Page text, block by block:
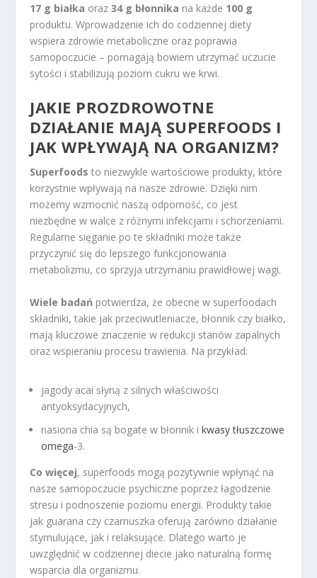
17 g białka oraz34 g błonnika na każde 100 g
produktu. Wprowadzenie ich do codziennej diety
wspiera zdrowie metaboliczne oraz poprawia
samopoczucie – pomagają bowiem utrzymać uczucie
sytości i stabilizują poziom cukru we krwi.
JAKIE PROZDROWOTNE
DZIAŁANIE MAJĄ SUPERFOODS I
JAK WPŁYWAJĄ NA ORGANIZM?
Superfoods to niezwykle wartościowe produkty, które
korzystnie wpływają na nasze zdrowie. Dzięki nim
możemy wzmocnić naszą odporność, co jest
niezbędne w walce z różnymi infekcjami i schorzeniami.
Regularne sięganie po te składniki może także
przyczynić się do lepszego funkcjonowania
metabolizmu, co sprzyja utrzymaniu prawidłowej wagi.
Wiele badań potwierdza, że obecne w superfoodach
składniki, takie jak przeciwutleniacze, błonnik czy białko,
mają kluczowe znaczenie w redukcji stanów zapalnych
oraz wspieraniu procesu trawienia. Na przykład:
jagody acai słyną z silnych właściwości
antyoksydacyjnych,
nasiona chia są bogate w błonnik ikwasy tłuszczowe
omega-3.
Co więcej, superfoods mogą pozytywnie wpłynąć na
nasze samopoczucie psychiczne poprzez łagodzenie
stresu i podnoszenie poziomu energii. Produkty takie
jak guarana czy czarnuszka oferują zarówno działanie
stymulujące, jak i relaksujące. Dlatego warto je
uwzględnić w codziennej diecie jako naturalną formę
wsparcia dla organizmu.